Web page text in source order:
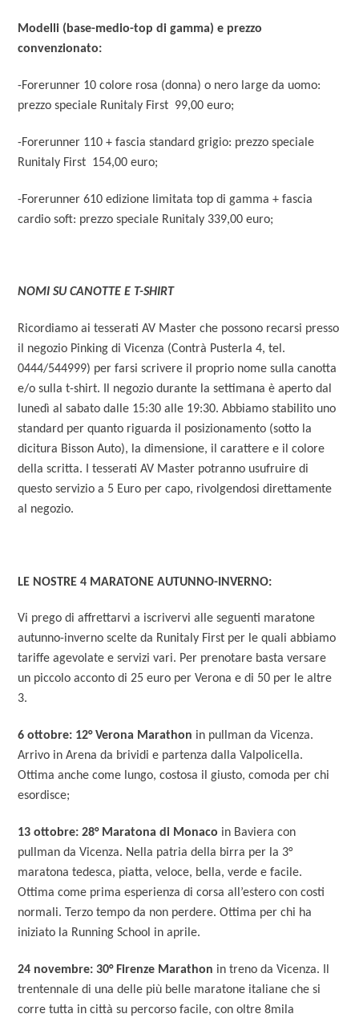
Modelli (base-medio-top di gamma) e prezzo
convenzionato:
-Forerunner 10 colore rosa (donna) o nero large da uomo:
prezzo speciale Runitaly First 99,00 euro;
-Forerunner 110 + fascia standard grigio: prezzo speciale
Runitaly First 154,00 euro;
-Forerunner 610 edizione limitata top di gamma + fascia
cardio soft: prezzo speciale Runitaly 339,00 euro;
NOMI SU CANOTTE E T-SHIRT
Ricordiamo ai tesserati AV Master che possono recarsi presso
il negozio Pinking di Vicenza (Contrà Pusterla 4, tel.
0444/544999) per farsi scrivere il proprio nome sulla canotta
e/o sulla t-shirt. Il negozio durante la settimana è aperto dal
lunedì al sabato dalle 15:30 alle 19:30. Abbiamo stabilito uno
standard per quanto riguarda il posizionamento (sotto la
dicitura Bisson Auto), la dimensione, il carattere e il colore
della scritta. I tesserati AV Master potranno usufruire di
questo servizio a 5 Euro per capo, rivolgendosi direttamente
al negozio.
LE NOSTRE 4 MARATONE AUTUNNO-INVERNO:
Vi prego di affrettarvi a iscrivervi alle seguenti maratone
autunno-inverno scelte da Runitaly First per le quali abbiamo
tariffe agevolate e servizi vari. Per prenotare basta versare
un piccolo acconto di 25 euro per Verona e di 50 per le altre
3.
6 ottobre: 12° Verona Marathon in pullman da Vicenza.
Arrivo in Arena da brividi e partenza dalla Valpolicella.
Ottima anche come lungo, costosa il giusto, comoda per chi
esordisce;
13 ottobre: 28° Maratona di Monaco in Baviera con
pullman da Vicenza. Nella patria della birra per la 3°
maratona tedesca, piatta, veloce, bella, verde e facile.
Ottima come prima esperienza di corsa all’estero con costi
normali. Terzo tempo da non perdere. Ottima per chi ha
iniziato la Running School in aprile.
24 novembre: 30° Firenze Marathon in treno da Vicenza. Il
trentennale di una delle più belle maratone italiane che si
corre tutta in città su percorso facile, con oltre 8mila